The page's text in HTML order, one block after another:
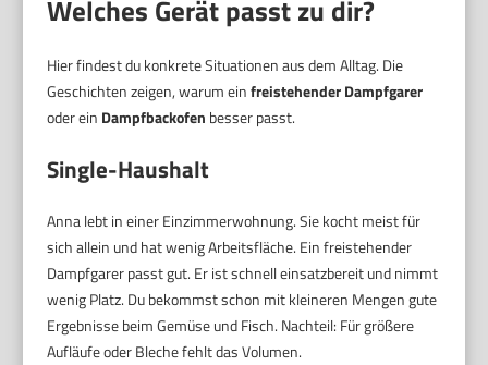
Welches Gerät passt zu dir?
Hier findest du konkrete Situationen aus dem Alltag. Die
Geschichten zeigen, warum einfreistehender Dampfgarer
oder ein Dampfbackofen besser passt.
Single-Haushalt
Anna lebt in einer Einzimmerwohnung. Sie kocht meist für
sich allein und hat wenig Arbeitsfläche. Ein freistehender
Dampfgarer passt gut. Er ist schnell einsatzbereit und nimmt
wenig Platz. Du bekommst schon mit kleineren Mengen gute
Ergebnisse beim Gemüse und Fisch. Nachteil: Für größere
Aufläufe oder Bleche fehlt das Volumen.